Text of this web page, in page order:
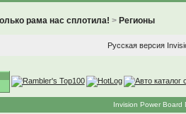
рама нас сплотила! > Регионы
Русская версия
Invision Power